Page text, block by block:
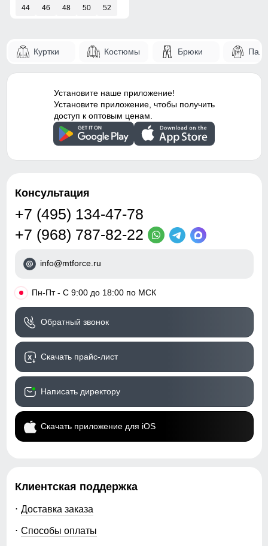
44 46 48 50 52
Куртки Костюмы Брюки
Установите наше приложение!
Установите приложение, чтобы получить
доступ к оптовым ценам.
Консультация
+7 (495) 134-47-78
+7 (968) 787-82-22
info@mtforce.ru
• Пн-Пт - С 9:00 до 18:00 по МСК
Обратный звонок
Скачать прайс-лист
Написать директору
Скачать приложение для iOS
Клиентская поддержка
Доставка заказа
Способы оплаты